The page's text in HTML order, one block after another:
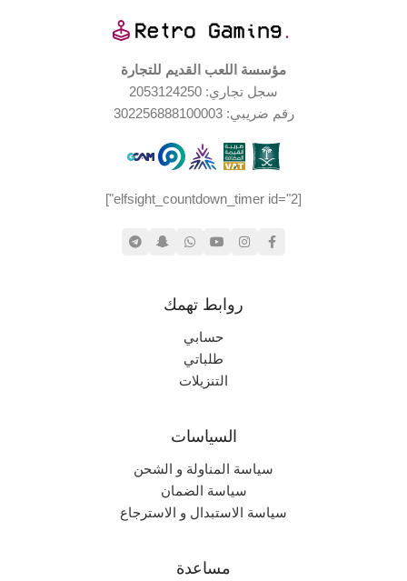
منصات اللعب المدعومة
PSP
الندرة
حالة المنتج
مؤسسة اللعب القديم للتجارة
سجل تجاري: 2053124250
رقم ضريبي: 302256888100003
[elfsight_countdown_timer id="2"]
روابط تهمك
حسابي
طلباتي
التنزيلات
السياسات
سياسة المناولة و الشحن
سياسة الضمان
سياسة الاستبدال و الاسترجاع
مساعدة